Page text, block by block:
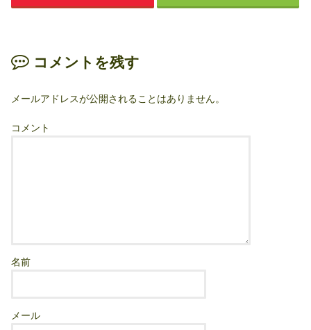
コメントを残す
メールアドレスが公開されることはありません。
コメント
名前
メール